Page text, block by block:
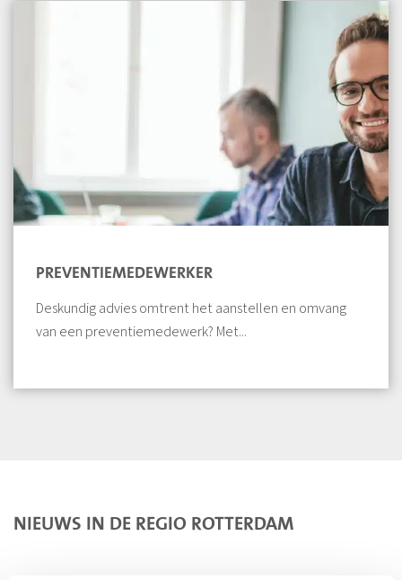
PREVENTIEMEDEWERKER
Deskundig advies omtrent het aanstellen en omvang
van een preventiemedewerk? Met...
NIEUWS IN DE REGIO ROTTERDAM